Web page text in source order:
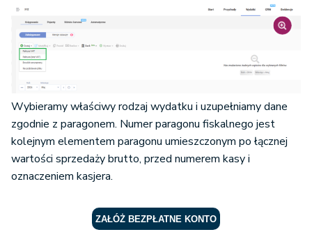
Wybieramy właściwy rodzaj wydatku i uzupełniamy dane
zgodnie z paragonem. Numer paragonu fiskalnego jest
kolejnym elementem paragonu umieszczonym po łącznej
wartości sprzedaży brutto, przed numerem kasy i
oznaczeniem kasjera.
ZAŁÓŻ BEZPŁATNE KONTO